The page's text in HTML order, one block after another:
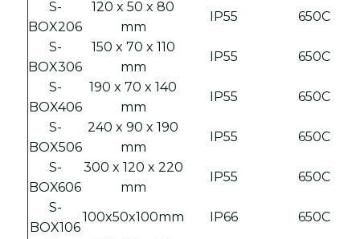
S-
BOX206
120 x 50 x 80
mm
IP55
650C
S-
BOX306
150 x 70 x 110
mm
IP55
650C
S-
BOX406
190 x 70 x 140
mm
IP55
650C
S-
BOX506
240 x 90 x 190
mm
IP55
650C
S-
BOX606
300 x 120 x 220
mm
IP55
650C
S-
BOX106
100x50x100mm IP66
650C